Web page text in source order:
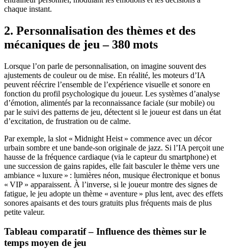
chaque instant.
2. Personnalisation des thèmes et des
mécaniques de jeu – 380 mots
Lorsque l’on parle de personnalisation, on imagine souvent des
ajustements de couleur ou de mise. En réalité, les moteurs d’IA
peuvent réécrire l’ensemble de l’expérience visuelle et sonore en
fonction du profil psychologique du joueur. Les systèmes d’analyse
d’émotion, alimentés par la reconnaissance faciale (sur mobile) ou
par le suivi des patterns de jeu, détectent si le joueur est dans un état
d’excitation, de frustration ou de calme.
Par exemple, la slot « Midnight Heist » commence avec un décor
urbain sombre et une bande‑son originale de jazz. Si l’IA perçoit une
hausse de la fréquence cardiaque (via le capteur du smartphone) et
une succession de gains rapides, elle fait basculer le thème vers une
ambiance « luxure » : lumières néon, musique électronique et bonus
« VIP » apparaissent. À l’inverse, si le joueur montre des signes de
fatigue, le jeu adopte un thème « aventure » plus lent, avec des effets
sonores apaisants et des tours gratuits plus fréquents mais de plus
petite valeur.
Tableau comparatif – Influence des thèmes sur le
temps moyen de jeu